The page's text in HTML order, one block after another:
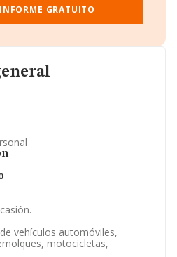
vehículos automóviles,
motocicletas,
y Administradores.
complementaria.
GRATUITO